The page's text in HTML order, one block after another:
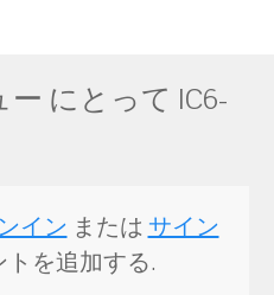
にとって IC6-
インまたはサイン
を追加する.